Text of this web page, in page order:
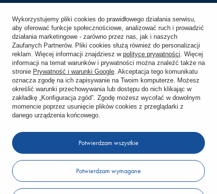
Chcę zareklamować produkt
Chcę zwrócić produkt
Chcę wymienić towar
KONTO
KONTAKT
W sklepie prezentujemy ceny brutto (z VAT).
Wykorzystujemy pliki cookies do prawidłowego działania serwisu,
aby oferować funkcje społecznościowe, analizować ruch i prowadzić
działania marketingowe - zarówno przez nas, jak i naszych
Zaufanych Partnerów. Pliki cookies służą również do personalizacji
reklam. Więcej informacji znajdziesz w polityce prywatności. Więcej
informacji na temat warunków i prywatności można znaleźć także na
stronie Prywatność i warunki Google. Akceptacja tego komunikatu
oznacza zgodę na ich zapisywanie na Twoim komputerze. Możesz
określić warunki przechowywania lub dostępu do nich klikając w
zakładkę „Konfiguracja zgód”. Zgodę możesz wycofać w dowolnym
momencie poprzez usunięcie plików cookies z przeglądarki z
danego urządzenia końcowego.
Potwierdzam wymagane
Potwierdzam wszystkie